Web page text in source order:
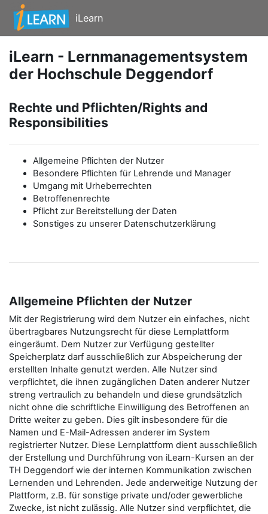
Zum Hauptinhalt
iLearn
iLearn - Lernmanagementsystem
der Hochschule Deggendorf
Rechte und Pflichten/Rights and
Responsibilities
Allgemeine Pflichten der Nutzer
Besondere Pflichten für Lehrende und Manager
Umgang mit Urheberrechten
Betroffenenrechte
Pflicht zur Bereitstellung der Daten
Sonstiges zu unserer Datenschutzerklärung
Allgemeine Pflichten der Nutzer
Mit der Registrierung wird dem Nutzer ein einfaches, nicht
übertragbares Nutzungsrecht für diese Lernplattform
eingeräumt. Dem Nutzer zur Verfügung gestellter
Speicherplatz darf ausschließlich zur Abspeicherung der
erstellten Inhalte genutzt werden. Alle Nutzer sind
verpflichtet, die ihnen zugänglichen Daten anderer Nutzer
streng vertraulich zu behandeln und diese grundsätzlich
nicht ohne die schriftliche Einwilligung des Betroffenen an
Dritte weiter zu geben. Dies gilt insbesondere für die
Namen und E-Mail-Adressen anderer im System
registrierter Nutzer. Diese Lernplattform dient ausschließlich
der Erstellung und Durchführung von iLearn-Kursen an der
TH Deggendorf wie der internen Kommunikation zwischen
Lernenden und Lehrenden. Jede anderweitige Nutzung der
Plattform, z.B. für sonstige private und/oder gewerbliche
Zwecke, ist nicht zulässig. Alle Nutzer sind verpflichtet, die